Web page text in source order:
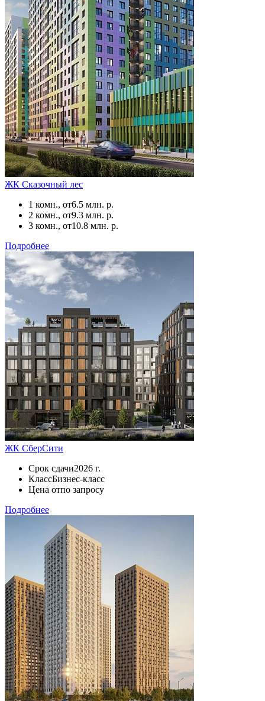
ЖК Сказочный лес
1 комн., от6.5 млн. р.
2 комн., от9.3 млн. р.
3 комн., от10.8 млн. р.
Подробнее
ЖК СберСити
Срок сдачи2026 г.
КлассБизнес-класс
Цена отпо запросу
Подробнее